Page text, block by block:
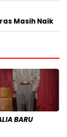
Masih Naik
BARU